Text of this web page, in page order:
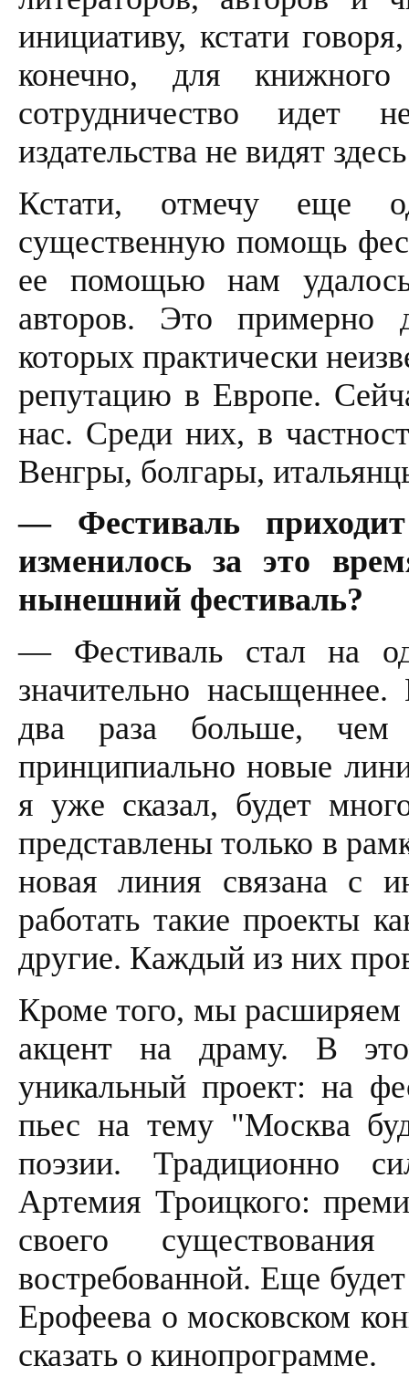
инициативу, кстати
конечно, для
сотрудничество идет
издательства не видят
Кстати, отмечу еще
существенную помощь
ее помощью нам
авторов. Это примерно
которых практически
репутацию в Европе.
нас. Среди них, в
Венгры, болгары,
— Фестиваль
изменилось за это
нынешний фестиваль?
— Фестиваль стал на
значительно
два раза больше,
принципиально новые
я уже сказал, будет
представлены только в
новая линия связана с
работать такие проекты
другие. Каждый из них
Кроме того, мы расширяем
акцент на драму. В
уникальный проект: на
пьес на тему "Москва
поэзии. Традиционно
Артемия Троицкого:
своего
востребованной. Еще
Ерофеева о московском
сказать о кинопрограмме.